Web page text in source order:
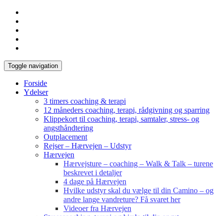
Toggle navigation
Forside
Ydelser
3 timers coaching & terapi
12 måneders coaching, terapi, rådgivning og sparring
Klippekort til coaching, terapi, samtaler, stress- og
angsthåndtering
Outplacement
Rejser – Hærvejen – Udstyr
Hærvejen
Hærvejsture – coaching – Walk & Talk – turene
beskrevet i detaljer
4 dage på Hærvejen
Hvilke udstyr skal du vælge til din Camino – og
andre lange vandreture? Få svaret her
Videoer fra Hærvejen